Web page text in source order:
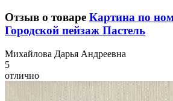
Отзыв о товаре Картина по
Городской пейзаж Пастель
Михайлова Дарья Андреевна
5
отлично